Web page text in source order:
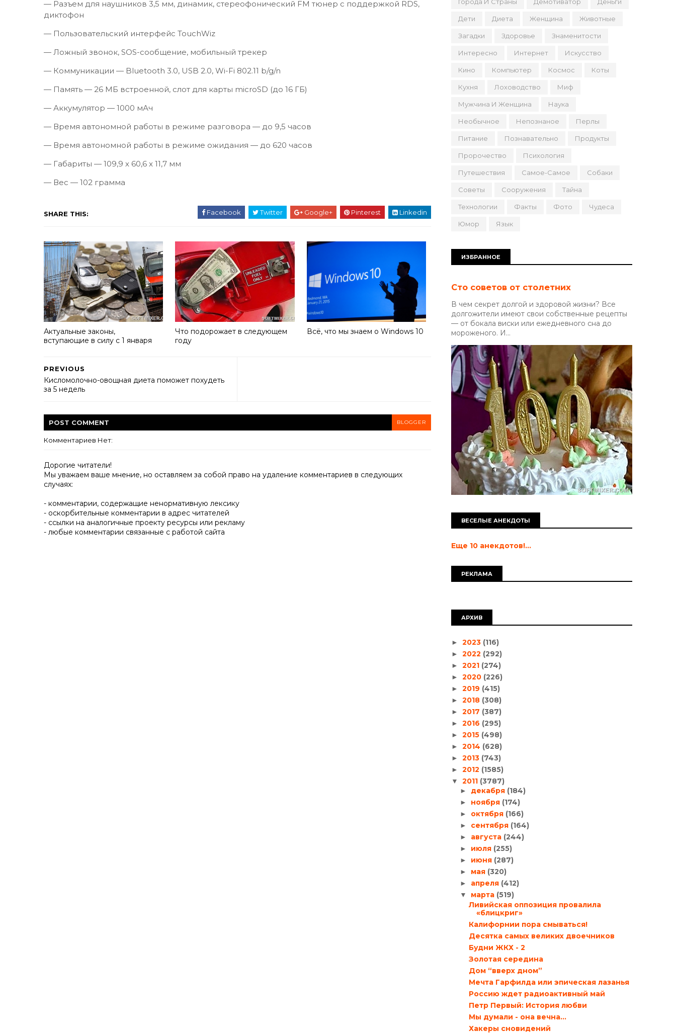
— Разъем для наушников 3,5 мм, динамик, стереофонический FM тюнер с поддержкой RDS,
диктофон
— Пользовательский интерфейс TouchWiz
— Ложный звонок, SOS-сообщение, мобильный трекер
— Коммуникации — Bluetooth 3.0, USB 2.0, Wi-Fi 802.11 b/g/n
— Память — 26 МБ встроенной, слот для карты microSD (до 16 ГБ)
— Аккумулятор — 1000 мАч
— Время автономной работы в режиме разговора — до 9,5 часов
— Время автономной работы в режиме ожидания — до 620 часов
— Габариты — 109,9 х 60,6 x 11,7 мм
— Вес — 102 грамма
SHARE THIS: Facebook Twitter Google+ Pinterest Linkedin
Актуальные законы,
вступающие в силу с 1 января
Что подорожает в следующем
году
Всё, что мы знаем о Windows 10
PREVIOUS
Кисломолочно-овощная диета поможет похудеть
за 5 недель
POST COMMENT BLOGGER
Комментариев Нет:
Дорогие читатели!
Мы уважаем ваше мнение, но оставляем за собой право на удаление комментариев в следующих
случаях:
- комментарии, содержащие ненормативную лексику
- оскорбительные комментарии в адрес читателей
- ссылки на аналогичные проекту ресурсы или рекламу
- любые комментарии связанные с работой сайта
Дети Диета Женщина Животные
Загадки Здоровье Знаменитости
Интересно Интернет Искусство
Кино Компьютер Космос Коты
Кухня Лоховодство Миф
Мужчина И Женщина Наука
Необычное Непознаное Перлы
Питание Познавательно Продукты
Пророчество Психология
Путешествия Самое-Самое Собаки
Советы Сооружения Тайна
Технологии Факты Фото Чудеса
Юмор Язык
ИЗБРАННОЕ
Сто советов от столетних
В чем секрет долгой и здоровой жизни? Все
долгожители имеют свои собственные рецепты
— от бокала виски или ежедневного сна до
мороженого. И...
ВЕСЕЛЫЕ АНЕКДОТЫ
Еще 10 анекдотов!...
РЕКЛАМА
АРХИВ
► 2023 (116)
► 2022 (292)
► 2021 (274)
► 2020 (226)
► 2019 (415)
► 2018 (308)
► 2017 (387)
► 2016 (295)
► 2015 (498)
► 2014 (628)
► 2013 (743)
► 2012 (1585)
▼ 2011 (3787)
► декабря (184)
► ноября (174)
► октября (166)
► сентября (164)
► августа (244)
► июля (255)
► июня (287)
► мая (320)
► апреля (412)
▼ марта (519)
Ливийская оппозиция провалила
«блицкриг»
Калифорнии пора смываться!
Десятка самых великих двоечников
Будни ЖКХ - 2
Золотая середина
Дом “вверх дном”
Мечта Гарфилда или эпическая лазанья
Россию ждет радиоактивный май
Петр Первый: История любви
Мы думали - она вечна...
Хакеры сновидений